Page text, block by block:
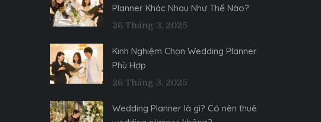
Planner Khác Nhau Như Thế Nào?
26 Tháng 3, 2025
Kinh Nghiệm Chọn Wedding Planner
Phù Hợp
26 Tháng 3, 2025
Wedding Planner là gì? Có nên thuê